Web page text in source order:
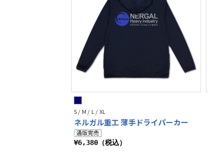
S / M / L / XL
ネルガル重工 薄手ドライパーカー
¥6,380（税込）